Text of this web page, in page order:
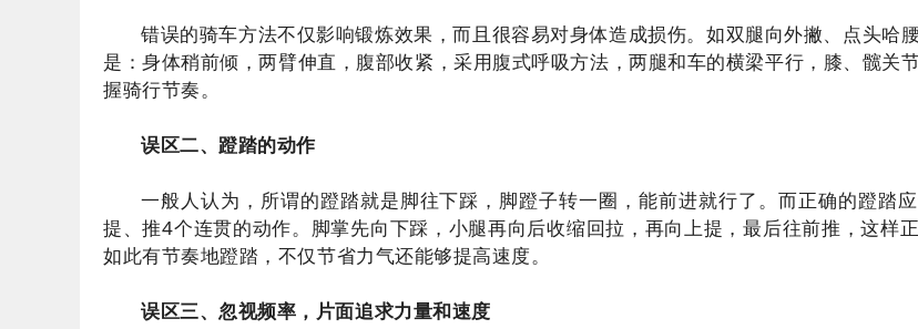
错误的骑车方法不仅影响锻炼效果，而且很容易对身体造成损伤。如双腿向外撇、点头哈
是：身体稍前倾，两臂伸直，腹部收紧，采用腹式呼吸方法，两腿和车的横梁平行，膝、髋关
握骑行节奏。
误区二、蹬踏的动作
一般人认为，所谓的蹬踏就是脚往下踩，脚蹬子转一圈，能前进就行了。而正确的蹬踏应
提、推4个连贯的动作。脚掌先向下踩，小腿再向后收缩回拉，再向上提，最后往前推，这样正
如此有节奏地蹬踏，不仅节省力气还能够提高速度。
误区三、忽视频率，片面追求力量和速度